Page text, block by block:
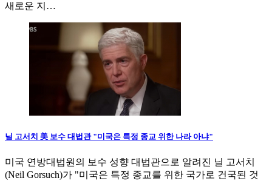
새로운 지…
닐 고서치 美 보수 대법관 "미국은 특정 종교 위한 나라 아냐"
미국 연방대법원의 보수 성향 대법관으로 알려진 닐 고서치
(Neil Gorsuch)가 "미국은 특정 종교를 위한 국가로 건국된 것